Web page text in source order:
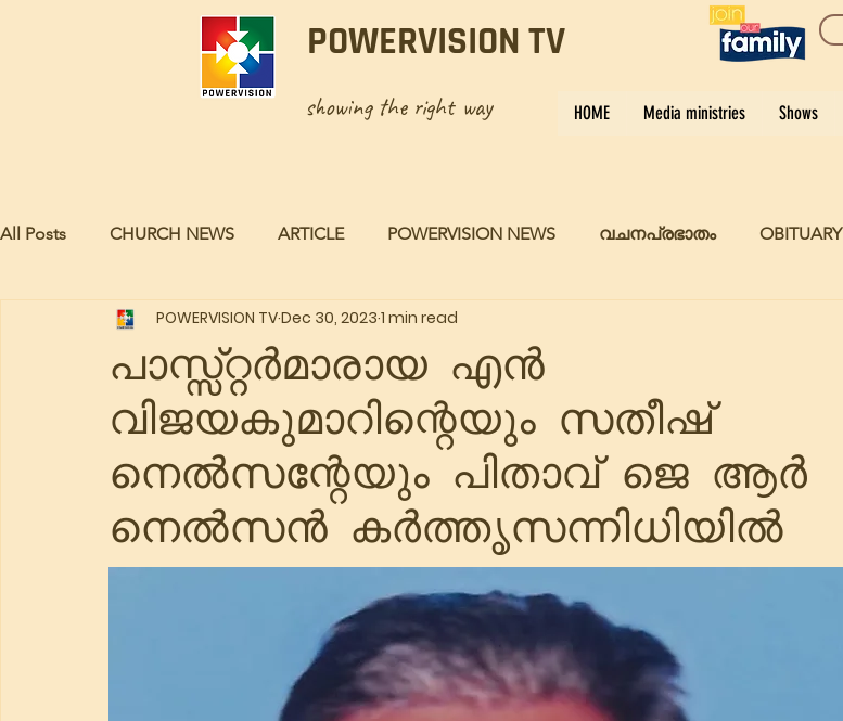
POWERVISION TV
showing the right way HOME Media ministries Shows
All Posts CHURCH NEWS ARTICLE POWERVISION NEWS വചനപ്രഭാതം OBITUARY
പാസ്സ്റ്റർമാരായ എൻ
വിജയകുമാറിന്റെയും സതീഷ്
നെൽസന്റേയും പിതാവ് ജെ ആർ
നെൽസൻ കർത്തൃസന്നിധിയിൽ
POWERVISION TVDec 30, 2023 1 min read